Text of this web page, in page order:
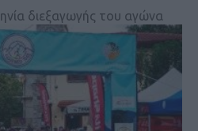
διεξαγωγής του αγώνα